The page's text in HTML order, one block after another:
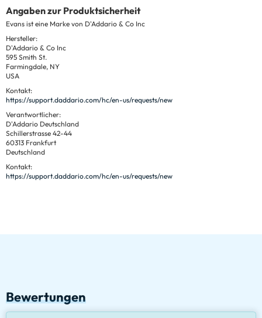
Angaben zur Produktsicherheit
Evans ist eine Marke von D'Addario & Co Inc
Hersteller:
D'Addario & Co Inc
595 Smith St.
Farmingdale, NY
USA
Kontakt:
https://support.daddario.com/hc/en-us/requests/new
Verantwortlicher:
D'Addario Deutschland
Schillerstrasse 42-44
60313 Frankfurt
Deutschland
Kontakt:
https://support.daddario.com/hc/en-us/requests/new
Bewertungen